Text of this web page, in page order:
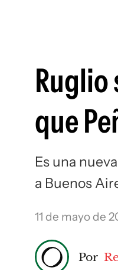
Ruglio
que
Es una
a Buenos
11 de mayo de
Por